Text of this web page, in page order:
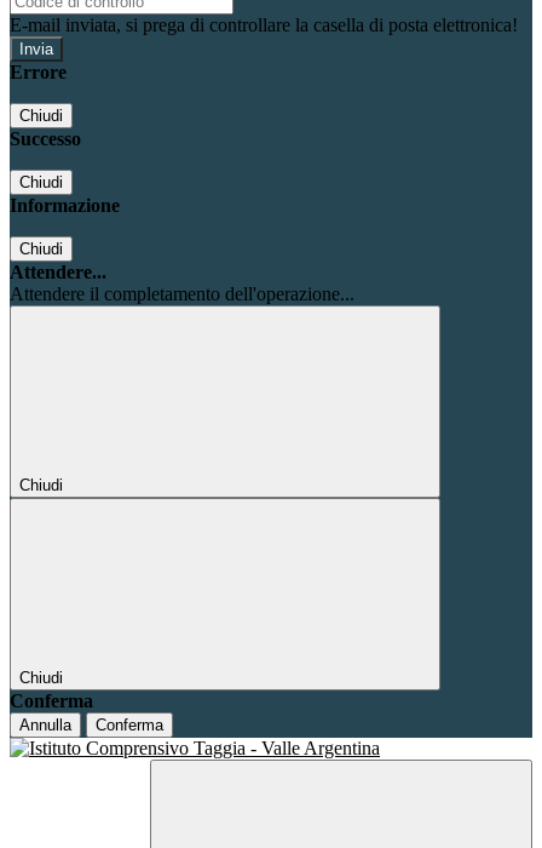
E-mail inviata, si prega di controllare la casella di posta elettronica!
Errore
Chiudi
Successo
Chiudi
Informazione
Chiudi
Attendere...
Attendere il completamento dell'operazione...
Chiudi
Chiudi
Conferma
Annulla Conferma